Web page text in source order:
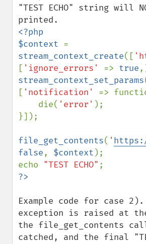
"TEST ECHO" string will
<?php
$context
stream_context_create([
[ 'ignore_errors' => true
stream_context_set_params
[ 'notification' =>
    die(
'error' );
}]);
file_get_contents( '
false, $context );
echo "TEST ECHO"
Example code for case 2).
exception is raised at
the file_get_contents
catched, and the final